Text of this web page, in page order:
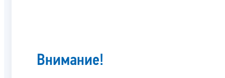
Внимание!